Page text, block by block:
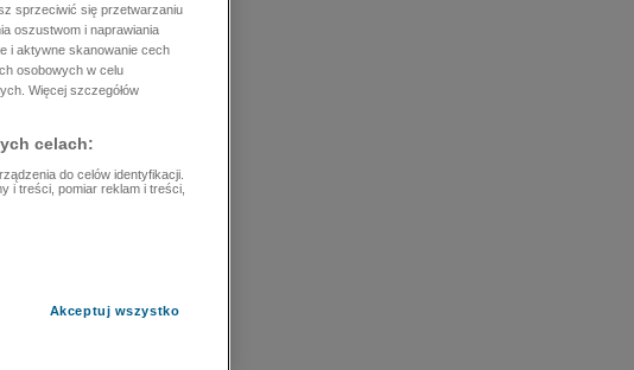
sprzeciwić się przetwarzaniu
oszustwom i naprawiania
i aktywne skanowanie cech
osobowych w celu
Więcej szczegółów
celach:
do celów identyfikacji.
i treści, pomiar reklam i treści,
Akceptuj wszystko